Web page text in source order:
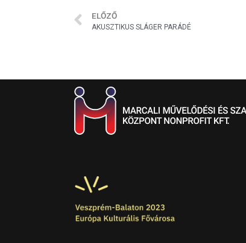
ELŐZŐ
AKUSZTIKUS SLÁGER PARÁDÉ